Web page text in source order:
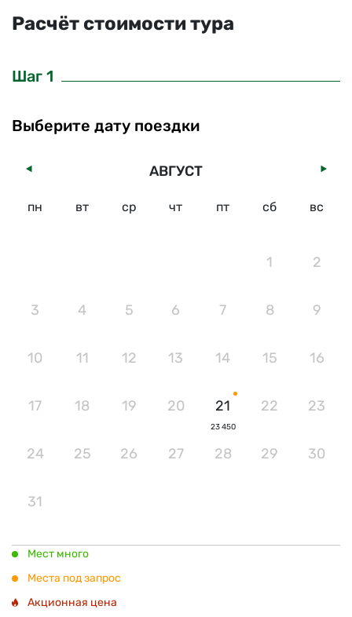
Расчёт стоимости тура
Шаг 1
Выберите дату поездки
АВГУСТ
пн вт ср чт пт сб вс
1 2
3 4 5 6 7 8 9
10 11 12 13 14 15 16
17 18 19 20 21
23 450
22 23
24 25 26 27 28 29 30
31
Мест много
Места под запрос
Акционная цена